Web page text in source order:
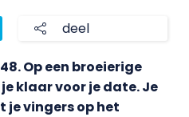
deel
Op een broeierige
klaar voor je date. Je
je vingers op het